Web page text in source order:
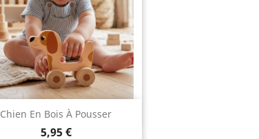
Chien En Bois À Pousser
5,95 €
Aperçu rapide